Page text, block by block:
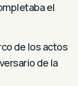
el
de los actos
de la